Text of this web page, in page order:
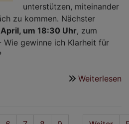
unterstützen, miteinander
zu kommen. Nächster
um 18:30 Uhr, zum
Wie gewinne ich Klarheit für
Weiterlesen